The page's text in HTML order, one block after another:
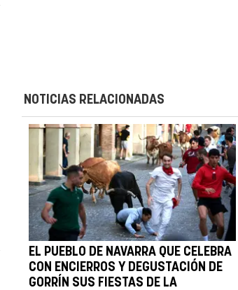
NOTICIAS RELACIONADAS
EL PUEBLO DE NAVARRA QUE CELEBRA
CON ENCIERROS Y DEGUSTACIÓN DE
GORRÍN SUS FIESTAS DE LA